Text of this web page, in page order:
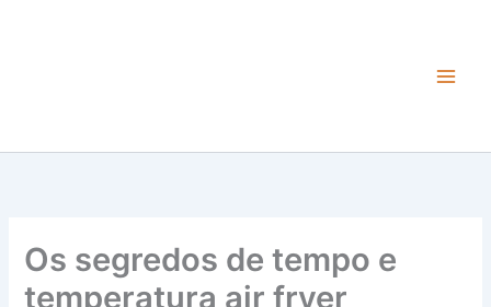
Os segredos de tempo e
temperatura air fryer